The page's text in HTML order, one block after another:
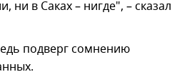
ни в Саках – нигде", – сказал
подверг сомнению